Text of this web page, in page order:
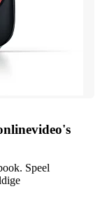
Speel